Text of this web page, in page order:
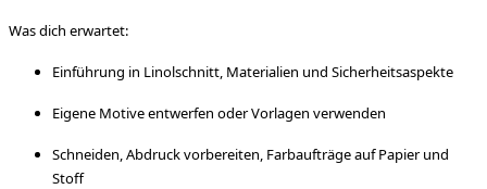
Was dich erwartet:
Einführung in Linolschnitt, Materialien und Sicherheitsaspekte
Eigene Motive entwerfen oder Vorlagen verwenden
Schneiden, Abdruck vorbereiten, Farbaufträge auf Papier und
Stoff